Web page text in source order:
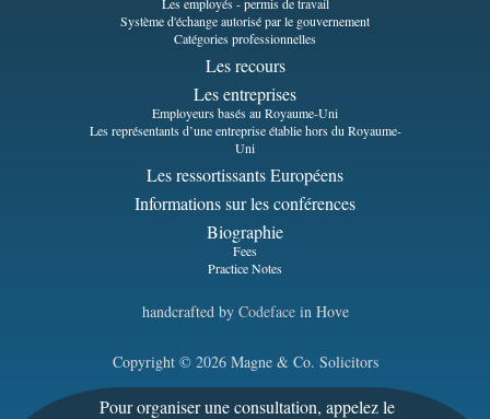
Système d'échange autorisé par le gouvernement
Catégories professionnelles
Les recours
Les entreprises
Employeurs basés au Royaume-Uni
Les représentants d’une entreprise établie hors du Royaume-
Uni
Les ressortissants Européens
Informations sur les conférences
Biographie
Fees
Practice Notes
handcrafted by Codefacein Hove
Copyright © 2026 Magne & Co. Solicitors
Pour organiser une consultation, appelez le